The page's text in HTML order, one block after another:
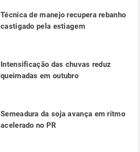
Técnica de manejo recupera rebanho
castigado pela estiagem
Intensificação das chuvas reduz
queimadas em outubro
Semeadura da soja avança em ritmo
acelerado no PR